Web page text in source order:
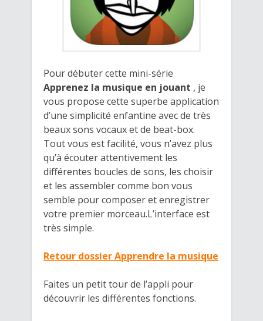
Pour débuter cette mini-série
Apprenez la musique en jouant , je
vous propose cette superbe application
d’une simplicité enfantine avec de très
beaux sons vocaux et de beat-box.
Tout vous est facilité, vous n’avez plus
qu’à écouter attentivement les
différentes boucles de sons, les choisir
et les assembler comme bon vous
semble pour composer et enregistrer
votre premier morceau.L’interface est
très simple.
Retour dossier Apprendre la musique
Faites un petit tour de l’appli pour
découvrir les différentes fonctions.